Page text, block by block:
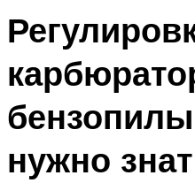
нужно